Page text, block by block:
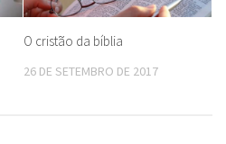
O cristão da bíblia
26 DE SETEMBRO DE 2017